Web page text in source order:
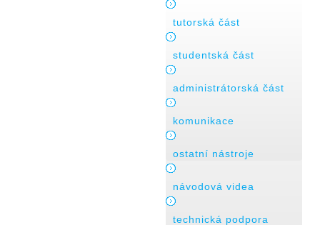
tutorská část
studentská část
administrátorská část
komunikace
ostatní nástroje
návodová videa
technická podpora